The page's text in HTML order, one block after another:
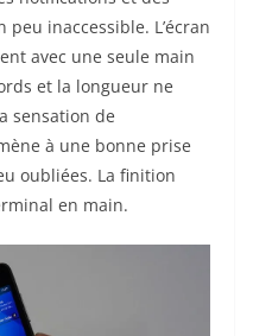
inaccessible. L’écran
avec une seule main
et la longueur ne
sensation de
à une bonne prise
oubliées. La finition
en main.